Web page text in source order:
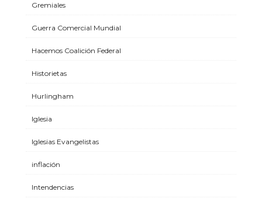
Gremiales
Guerra Comercial Mundial
Hacemos Coalición Federal
Historietas
Hurlingham
Iglesia
Iglesias Evangelistas
inflación
Intendencias